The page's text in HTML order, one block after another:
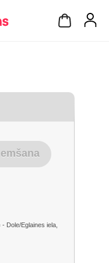
Dole/Eglaines iela,